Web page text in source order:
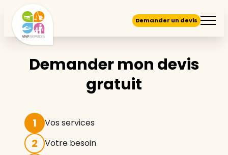
Demander un devis
Demander mon devis
gratuit
1 Vos services
2 Votre besoin